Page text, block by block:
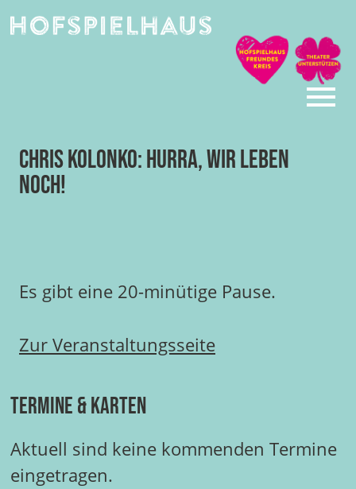
Chris Kolonko: Hurra, wir leben
noch!
Es gibt eine 20-minütige Pause.
Zur Veranstaltungsseite
Termine & Karten
Aktuell sind keine kommenden Termine
eingetragen.